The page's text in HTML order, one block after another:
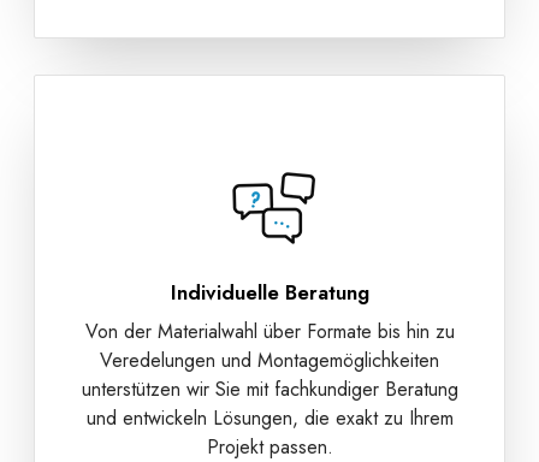
Individuelle Beratung
Von der Materialwahl über Formate bis hin zu
Veredelungen und Montagemöglichkeiten
unterstützen wir Sie mit fachkundiger Beratung
und entwickeln Lösungen, die exakt zu Ihrem
Projekt passen.